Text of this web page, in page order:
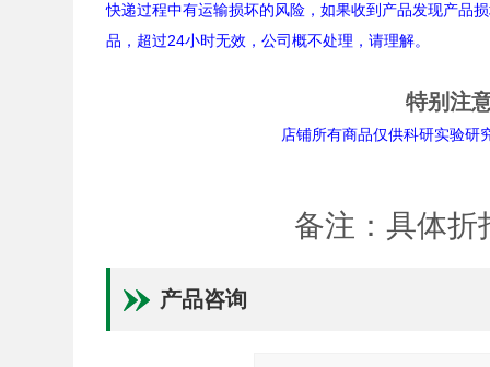
快递过程中有运输损坏的风险，如果收到产品发现产品
品，超过24小时无效，公司概不处理，请理解。
特别注
店铺所有商品仅供科研实验研究用途。
备注：具体折
产品咨询